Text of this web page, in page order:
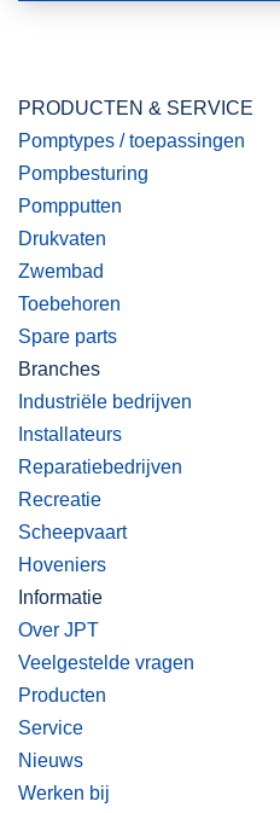
PRODUCTEN & SERVICE
Pomptypes / toepassingen
Pompbesturing
Pompputten
Drukvaten
Zwembad
Toebehoren
Spare parts
Branches
Industriële bedrijven
Installateurs
Reparatiebedrijven
Recreatie
Scheepvaart
Hoveniers
Informatie
Over JPT
Veelgestelde vragen
Producten
Service
Nieuws
Werken bij